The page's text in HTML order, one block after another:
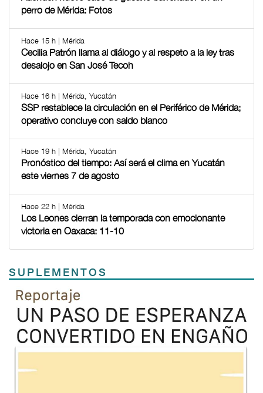
perro de Mérida: Fotos
Hace 15 h | Mérida
Cecilia Patrón llama al diálogo y al respeto a la ley tras
desalojo en San José Tecoh
Hace 16 h | Mérida, Yucatán
SSP restablece la circulación en el Periférico de Mérida;
operativo concluye con saldo blanco
Hace 19 h | Mérida, Yucatán
Pronóstico del tiempo: Así será el clima en Yucatán
este viernes 7 de agosto
Hace 22 h | Mérida
Los Leones cierran la temporada con emocionante
victoria en Oaxaca: 11-10
SUPLEMENTOS